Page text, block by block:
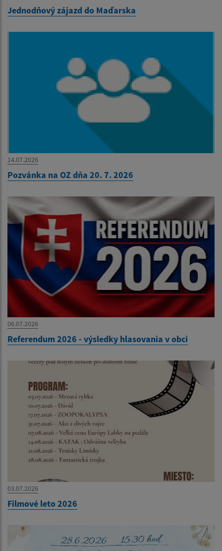
Jednodňový zájazd do Maďarska
14.07.2026
Pozvánka na OZ dňa 20. 7. 2026
06.07.2026
Referendum 2026 - výsledky hlasovania v obci
03.07.2026
Filmové leto 2026